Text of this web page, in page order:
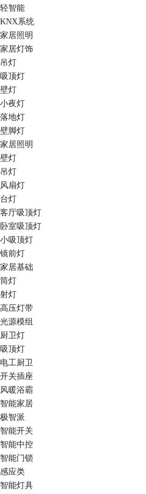
轻智能
KNX系统
家居照明
家居灯饰
吊灯
吸顶灯
壁灯
小夜灯
落地灯
壁脚灯
家居照明
壁灯
吊灯
风扇灯
台灯
客厅吸顶灯
卧室吸顶灯
小吸顶灯
镜前灯
家居基础
筒灯
射灯
高压灯带
光源模组
厨卫灯
吸顶灯
电工厨卫
开关插座
风暖浴霸
智能家居
极智派
智能开关
智能中控
智能门锁
感应类
智能灯具